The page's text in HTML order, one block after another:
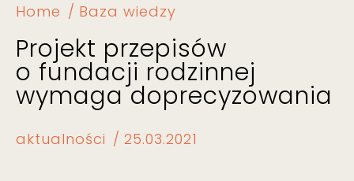
Home Baza wiedzy
Projekt przepisów
o fundacji rodzinnej
wymaga doprecyzowania
aktualności 25.03.2021